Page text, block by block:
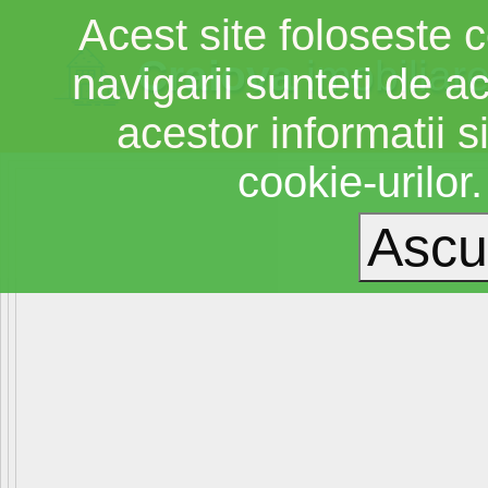
Craiova
Acest site foloseste
navigarii sunteti de
acestor informatii
cookie-